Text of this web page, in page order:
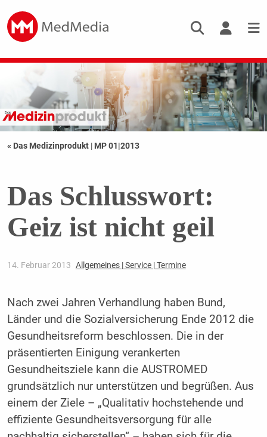
« Das Medizinprodukt | MP 01|2013
Das Schlusswort:
Geiz ist nicht geil
14. Februar 2013 Allgemeines | Service | Termine
Nach zwei Jahren Verhandlung haben Bund,
Länder und die Sozialversicherung Ende 2012 die
Gesundheitsreform beschlossen. Die in der
präsentierten Einigung verankerten
Gesundheitsziele kann die AUSTROMED
grundsätzlich nur unterstützen und begrüßen. Aus
einem der Ziele – „Qualitativ hochstehende und
effiziente Gesundheitsversorgung für alle